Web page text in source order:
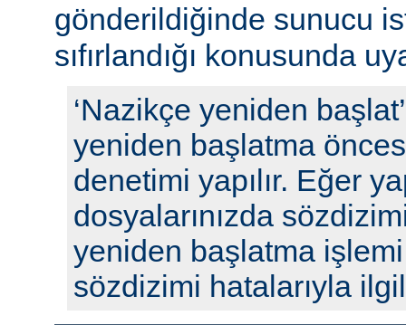
gönderildiğinde sunucu
sıfırlandığı konusunda
‘Nazikçe yeniden
yeniden başlatma
denetimi yapılır. Eğer
dosyalarınızda
yeniden başlatma
sözdizimi hatalarıyla